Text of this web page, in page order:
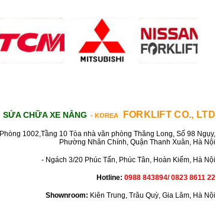
SỬA CHỮA XE NÂNG - KOREA FORKLIFT CO., LTD
Phòng 1002,Tầng 10 Tòa nhà văn phòng Thăng Long, Số 98 Ngụy,
Phường Nhân Chính, Quận Thanh Xuân, Hà Nội
- Ngách 3/20 Phúc Tấn, Phúc Tân, Hoàn Kiếm, Hà Nội
Hotline: 0988 843894/ 0823 8611 22
Shownroom: Kiên Trung, Trâu Quỳ, Gia Lâm, Hà Nội